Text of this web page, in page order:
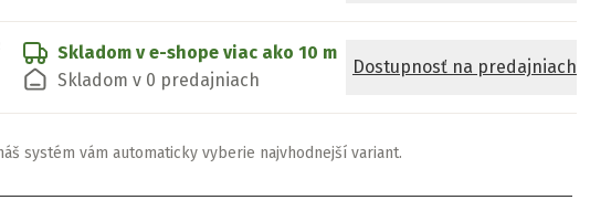
Skladom v e-shope viac ako 10 m
Skladom v 0 predajniach
Dostupnosť na predajniach
systém vám automaticky vyberie najvhodnejší variant.